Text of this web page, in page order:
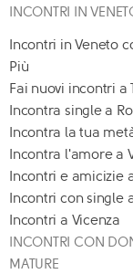
INCONTRI IN
Incontri in Veneto
Più
Fai nuovi incontri a
Incontra single a
Incontra la tua
Incontra l'amore a
Incontri e amicizie
Incontri con single
Incontri a Vicenza
INCONTRI CON
MATURE